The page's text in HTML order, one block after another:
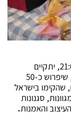
ביום שני, 5 במאי 2025, בין השעות 16:00–21:00, יתקיים
לראשונה שוק עולים ייחודי בעזריאלי תל אביב, שיפרוש כ-50
שהקימו בישראל
סגנונות
והאמנות.